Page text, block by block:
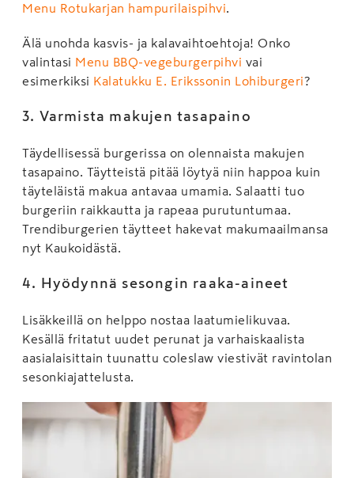
Menu Rotukarjan hampurilaispihvi
Älä unohda kasvis- ja kalavaihtoehtoja! Onko
valintasi Menu BBQ-vegeburgerpihvi vai
esimerkiksi Kalatukku E. Erikssonin Lohiburgeri?
3. Varmista makujen tasapaino
Täydellisessä burgerissa on olennaista makujen
tasapaino. Täytteistä pitää löytyä niin happoa kuin
täyteläistä makua antavaa umamia. Salaatti tuo
burgeriin raikkautta ja rapeaa purutuntumaa.
Trendiburgerien täytteet hakevat makumaailmansa
nyt Kaukoidästä.
4. Hyödynnä sesongin raaka-aineet
Lisäkkeillä on helppo nostaa laatumielikuvaa.
Kesällä fritatut uudet perunat ja varhaiskaalista
aasialaisittain tuunattu coleslaw viestivät ravintolan
sesonkiajattelusta.